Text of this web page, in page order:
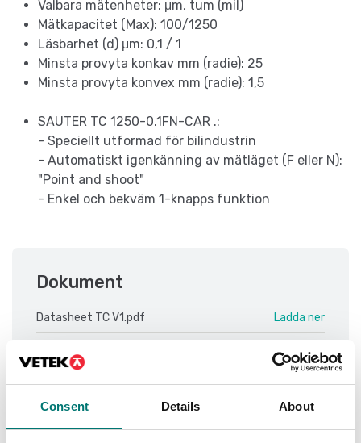
Consent Details About
Valbara mätenheter: μm, tum (mil)
Mätkapacitet (Max): 100/1250
Läsbarhet (d) μm: 0,1 / 1
Minsta provyta konkav mm (radie): 25
Minsta provyta konvex mm (radie): 1,5
SAUTER TC 1250-0.1FN-CAR .:
- Speciellt utformad för bilindustrin
- Automatiskt igenkänning av mätläget (F eller N):
"Point and shoot"
- Enkel och bekväm 1-knapps funktion
Dokument
Datasheet TC V1.pdf Ladda ner
Ladda ner